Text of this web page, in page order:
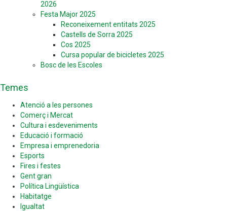
2026
Festa Major 2025
Reconeixement entitats 2025
Castells de Sorra 2025
Cos 2025
Cursa popular de bicicletes 2025
Bosc de les Escoles
Temes
Atenció a les persones
Comerç i Mercat
Cultura i esdeveniments
Educació i formació
Empresa i emprenedoria
Esports
Fires i festes
Gent gran
Política Lingüística
Habitatge
Igualtat